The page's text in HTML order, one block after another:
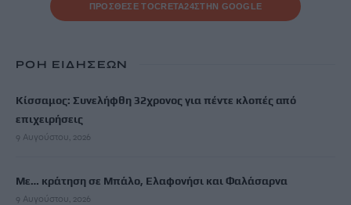
ΠΡΟΣΘΕΣΕ ΤΟCRETA24ΣΤΗΝ GOOGLE
ΡΟΗ ΕΙΔΗΣΕΩΝ
Κίσσαμος: Συνελήφθη 32χρονος για πέντε κλοπές από
επιχειρήσεις
9 Αυγούστου, 2026
Με… κράτηση σε Μπάλο, Ελαφονήσι και Φαλάσαρνα
9 Αυγούστου, 2026